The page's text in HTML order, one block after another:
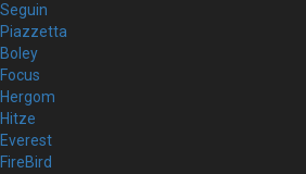
Seguin
Piazzetta
Boley
Focus
Hergom
Hitze
Everest
FireBird